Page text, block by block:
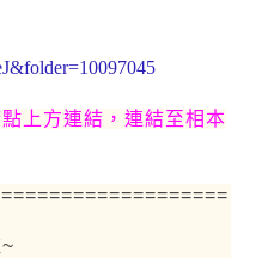
上方連結，連結至相本